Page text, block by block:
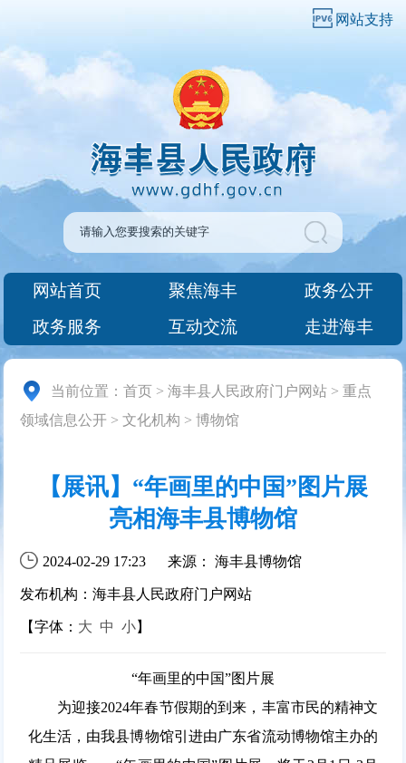
网站支持
网站首页 聚焦海丰
政务公开
政务服务
互动交流 走进海丰
当前位置：首页 >海丰县人民政府门户网站 >重点
领域信息公开 >文化机构 >博物馆
【展讯】“年画里的中国”图片展
亮相海丰县博物馆
2024-02-29 17:23 来源： 海丰县博物馆
发布机构：海丰县人民政府门户网站
【字体： 大 中 小】
“年画里的中国”图片展
为迎接2024年春节假期的到来，丰富市民的精神文
化生活，由我县博物馆引进由广东省流动博物馆主办的